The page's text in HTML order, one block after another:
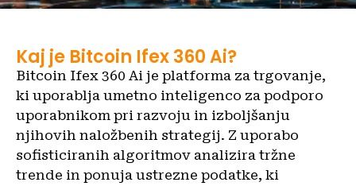
Kaj je Bitcoin Ifex 360 Ai?
Bitcoin Ifex 360 Ai je platforma za trgovanje,
ki uporablja umetno inteligenco za podporo
uporabnikom pri razvoju in izboljšanju
njihovih naložbenih strategij. Z uporabo
sofisticiranih algoritmov analizira tržne
trende in ponuja ustrezne podatke, ki